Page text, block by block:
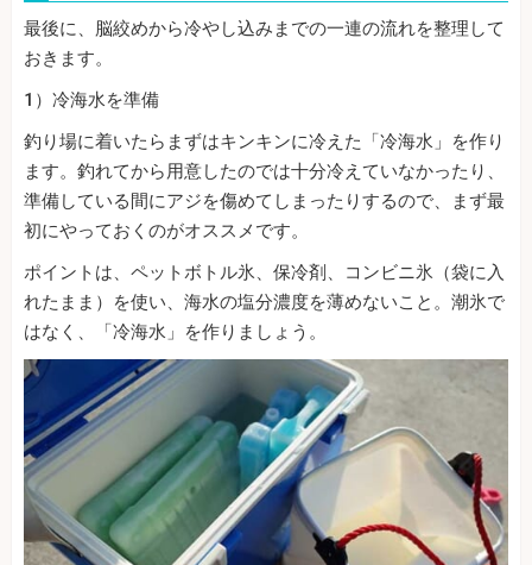
最後に、脳絞めから冷やし込みまでの一連の流れを整理して
おきます。
1）冷海水を準備
釣り場に着いたらまずはキンキンに冷えた「冷海水」を作り
ます。釣れてから用意したのでは十分冷えていなかったり、
準備している間にアジを傷めてしまったりするので、まず最
初にやっておくのがオススメです。
ポイントは、ペットボトル氷、保冷剤、コンビニ氷（袋に入
れたまま）を使い、海水の塩分濃度を薄めないこと。潮氷で
はなく、「冷海水」を作りましょう。